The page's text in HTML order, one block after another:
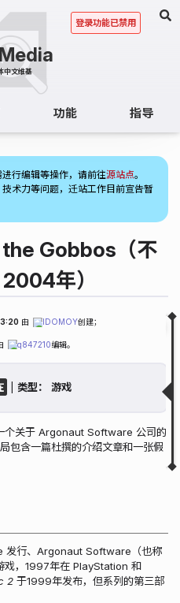
功能 指导
登录功能已禁用
行编辑等操作，请前往源站点。
术力等问题，迁站工作目前宣告暂
Gobbos（不
年）
证伪
▲ ▼
由 IDOMOY创建；
q847210编辑。
类型：
个关于 Argonaut Software 公司的
包含一篇杜撰的介绍文章和一张假
发行、Argonaut Software（也称
，1997年在 PlayStation 和
2 于1999年发布，但系列的第三部